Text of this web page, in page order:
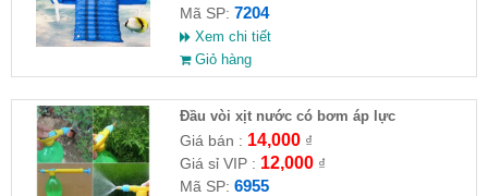
Mã SP: 7204
Xem chi tiết
Giỏ hàng
Đầu vòi xịt nước có bơm áp lực
Giá bán : 14,000₫
Giá sỉ VIP : 12,000₫
Mã SP: 6955